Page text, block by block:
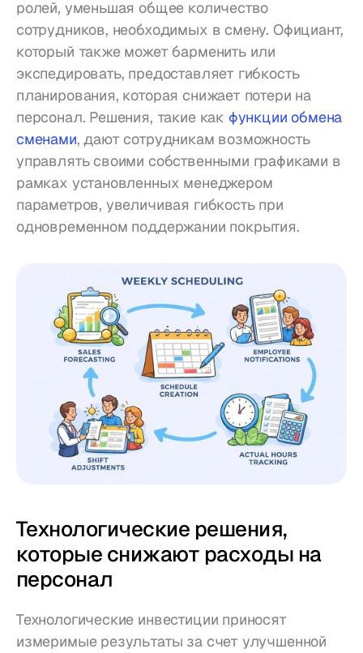
ролей, уменьшая общее количество
сотрудников, необходимых в смену. Официант,
который также может барменить или
экспедировать, предоставляет гибкость
планирования, которая снижает потери на
персонал. Решения, такие как функции обмена
сменами, дают сотрудникам возможность
управлять своими собственными графиками в
рамках установленных менеджером
параметров, увеличивая гибкость при
одновременном поддержании покрытия.
Технологические решения,
которые снижают расходы на
персонал
Технологические инвестиции приносят
измеримые результаты за счет улучшенной